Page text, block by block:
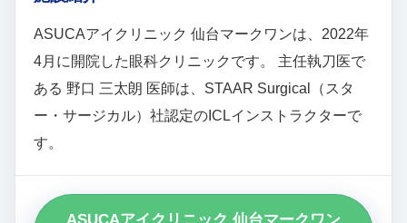
ASUCAアイクリニック 仙台マークワンは、2022年
4月に開院した眼科クリニックです。 主任執刀医で
ある 野口 三太朗 医師は、STAAR Surgical（スタ
ー・サージカル）社認定のICLインストラクターで
す。